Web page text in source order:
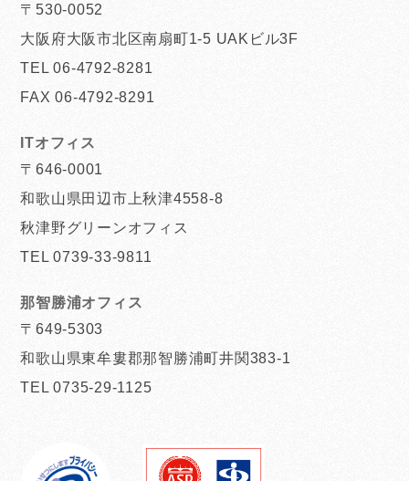
〒530-0052
大阪府大阪市北区南扇町1-5 UAKビル3F
TEL 06-4792-8281
FAX 06-4792-8291
ITオフィス
〒646-0001
和歌山県田辺市上秋津4558-8
秋津野グリーンオフィス
TEL 0739-33-9811
那智勝浦オフィス
〒649-5303
和歌山県東牟婁郡那智勝浦町井関383-1
TEL 0735-29-1125